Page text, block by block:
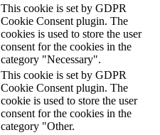
This cookie is set by GDPR
Cookie Consent plugin. The
cookies is used to store the user
consent for the cookies in the
category "Necessary".
This cookie is set by GDPR
Cookie Consent plugin. The
cookie is used to store the user
consent for the cookies in the
category "Other.